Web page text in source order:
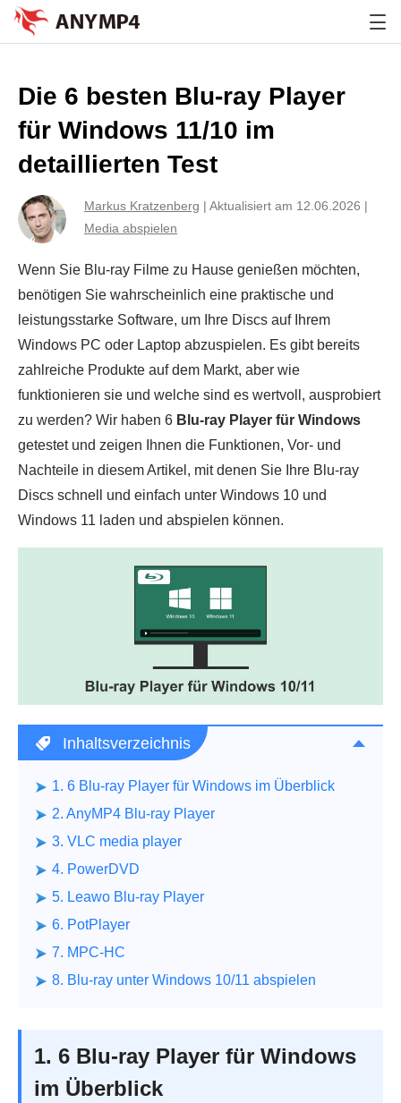
Die 6 besten Blu-ray Player
für Windows 11/10 im
detaillierten Test
Markus Kratzenberg | Aktualisiert am 12.06.2026 |
Media abspielen
Wenn Sie Blu-ray Filme zu Hause genießen möchten,
benötigen Sie wahrscheinlich eine praktische und
leistungsstarke Software, um Ihre Discs auf Ihrem
Windows PC oder Laptop abzuspielen. Es gibt bereits
zahlreiche Produkte auf dem Markt, aber wie
funktionieren sie und welche sind es wertvoll, ausprobiert
zu werden? Wir haben 6 Blu-ray Player für Windows
getestet und zeigen Ihnen die Funktionen, Vor- und
Nachteile in diesem Artikel, mit denen Sie Ihre Blu-ray
Discs schnell und einfach unter Windows 10 und
Windows 11 laden und abspielen können.
Inhaltsverzeichnis
1. 6 Blu-ray Player für Windows im Überblick
2. AnyMP4 Blu-ray Player
3. VLC media player
4. PowerDVD
5. Leawo Blu-ray Player
6. PotPlayer
7. MPC-HC
8. Blu-ray unter Windows 10/11 abspielen
1. 6 Blu-ray Player für Windows
im Überblick